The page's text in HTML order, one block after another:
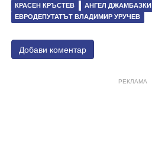
КРАСЕН КРЪСТЕВ
АНГЕЛ ДЖАМБАЗКИ
ЕВРОДЕПУТАТЪТ ВЛАДИМИР УРУЧЕВ
Добави коментар
РЕКЛАМА